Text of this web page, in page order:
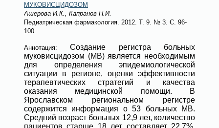
МУКОВИСЦИДОЗОМ
Ашерова И.К., Капранов Н.И.
Педиатрическая фармакология . 2012. Т. 9. № 3 . С. 96-
100.
Аннотация:Создание регистра больных
муковисцидозом (МВ) является необходимым
для определения эпидемиологической
ситуации в регионе, оценки эффективности
терапевтических стратегий и качества
оказания медицинской помощи. В
Ярославском региональном регистре
содержится информация о 53 больных МВ.
Средний возраст больных 12,9 лет, количество
пациентов старше 18 лет составляет 22,7%,